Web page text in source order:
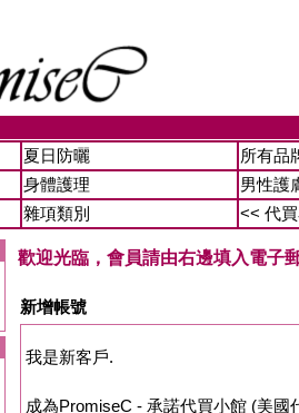
夏日防曬
所有品
身體護理
男性護
雜項類別
<< 代
歡迎光臨，會員請由右邊填入電子
新增帳號
我是新客戶.
成為PromiseC - 承諾代買小館 (美國